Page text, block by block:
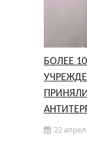
БОЛЕЕ
22